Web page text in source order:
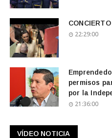
22:29:00
permisos
por la
21:36:00
VÍDEO NOTICIA